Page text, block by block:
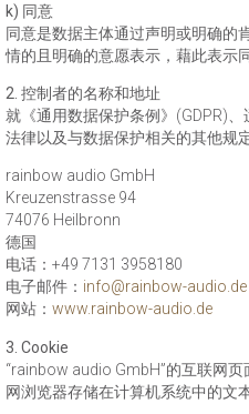
k) 同意
同意是数据主体通过声明或明确的
情的且明确的意愿表示，藉此表示
2. 控制者的名称和地址
就《通用数据保护条例》(GDPR)
法律以及与数据保护相关的其他规
rainbow audio GmbH
Kreuzenstrasse 94
74076 Heilbronn
德国
电话：+49 7131 3958180
电子邮件： info@rainbow-audio.de
网站： www.rainbow-audio.de
3. Cookie
“rainbow audio GmbH”的互联网
网浏览器存储在计算机系统中的文